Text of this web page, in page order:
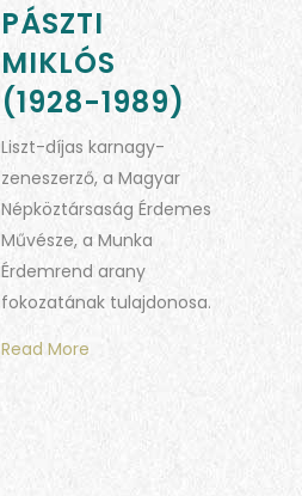
PÁSZTI
MIKLÓS
(1928-1989)
Liszt-díjas karnagy-
zeneszerző, a Magyar
Népköztársaság Érdemes
Művésze, a Munka
Érdemrend arany
fokozatának tulajdonosa.
Read More